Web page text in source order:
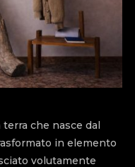
che nasce dal
in elemento
volutamente